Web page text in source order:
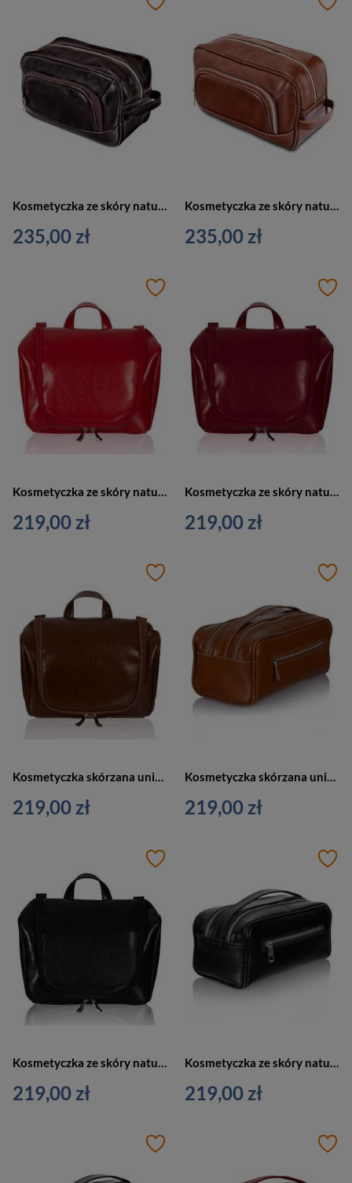
Kosmetyczka ze skóry naturalnej unisex Tizano KM4 podróżna z rączką czekoladowa
235,00 zł
Kosmetyczka ze skóry naturalnej unisex Tizano KM4 podróżna z rączką brązowa
235,00 zł
219,00 zł 219,00 zł
Kosmetyczka skórzana unisex Tizano KM3 podróżna z haczykiem brązowa
219,00 zł
Kosmetyczka skórzana unisex Tizano KM2 podróżna z rączką koniak
219,00 zł
219,00 zł 219,00 zł